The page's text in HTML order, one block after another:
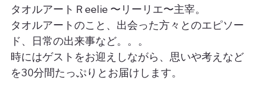
タオルアートＲeelie 〜リーリエ〜主宰。
タオルアートのこと、出会った方々とのエピソー
ド、日常の出来事など。。。
時にはゲストをお迎えしながら、思いや考えなど
を30分間たっぷりとお届けします。